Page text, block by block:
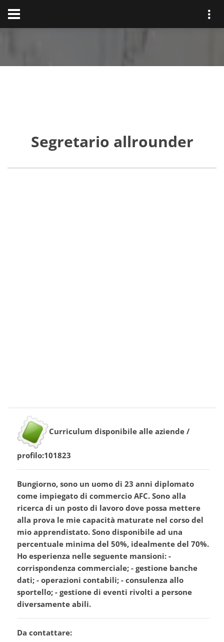
Segretario allrounder
Curriculum disponibile alle aziende /
profilo:101823
Bungiorno, sono un uomo di 23 anni diplomato
come impiegato di commercio AFC. Sono alla
ricerca di un posto di lavoro dove possa mettere
alla prova le mie capacità maturate nel corso del
mio apprendistato. Sono disponibile ad una
percentuale minima del 50%, idealmente del 70%.
Ho esperienza nelle seguente mansioni: -
corrispondenza commerciale; - gestione banche
dati; - operazioni contabili; - consulenza allo
sportello; - gestione di eventi rivolti a persone
diversamente abili.
Da contattare: